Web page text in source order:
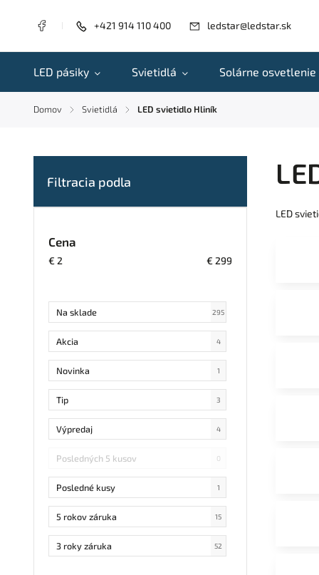
+421 914 110 400 ledstar@ledstar.sk
LED pásiky Svietidlá Solárne osvetlenie
Domov / Svietidlá / LED svietidlo Hliník
Cena
€ 2 € 299
Na sklade 295
Akcia 4
Novinka 1
Tip 3
Výpredaj 4
Posledných 5 kusov 0
Posledné kusy 1
5 rokov záruka 15
3 roky záruka 52
LED